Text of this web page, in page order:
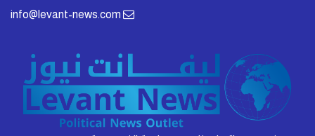
info@levant-news.com